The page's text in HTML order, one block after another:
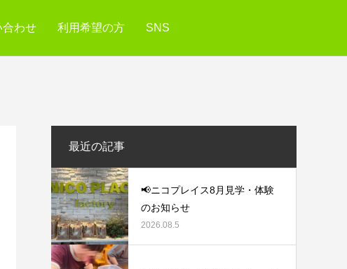
合わせ 利用希望の方 SNS
最近の記事
📢ニコプレイス8月見学・体験
のお知らせ
2026.08.5